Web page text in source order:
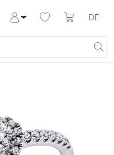
Meine Bestellungen
DE